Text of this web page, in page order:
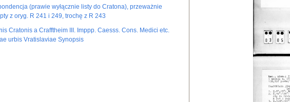
(prawie wyłącznie listy do Cratona), przeważnie
z oryg. R 241 i 249, trochę z R 243
Cratonis a Crafftheim III. Imppp. Caesss. Cons. Medici etc.
urbis Vratislaviae Synopsis